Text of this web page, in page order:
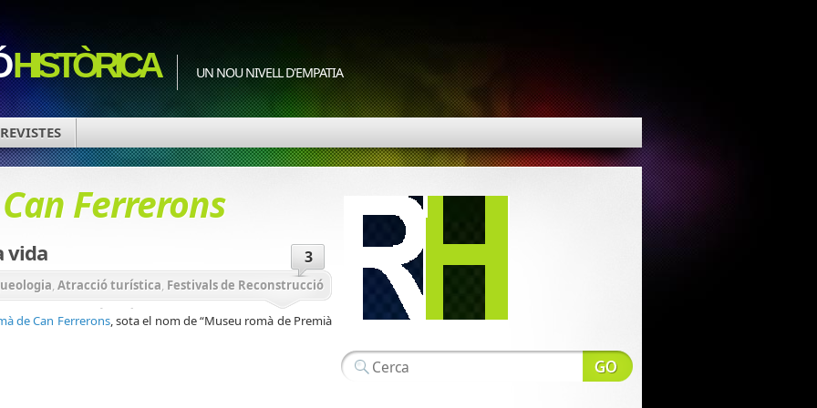
HISTÒRICA UN NOU NIVELL D'EMPATIA
Can Ferrerons
vida 3
, Atracció turística, Festivals de Reconstrucció
de reconstrucció històrica
de Can Ferrerons, sota el nom de “Museu romà de Premià